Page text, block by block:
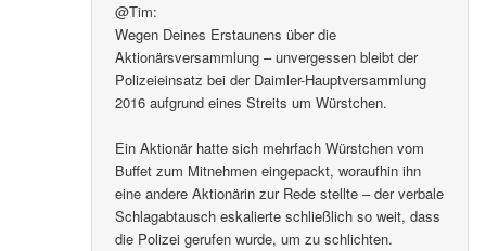
@Tim:
Wegen Deines Erstaunens über die
Aktionärsversammlung – unvergessen bleibt der
Polizeieinsatz bei der Daimler-Hauptversammlung
2016 aufgrund eines Streits um Würstchen.
Ein Aktionär hatte sich mehrfach Würstchen vom
Buffet zum Mitnehmen eingepackt, woraufhin ihn
eine andere Aktionärin zur Rede stellte – der verbale
Schlagabtausch eskalierte schließlich so weit, dass
die Polizei gerufen wurde, um zu schlichten.